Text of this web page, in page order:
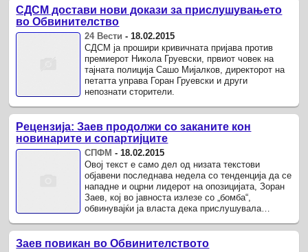
СДСМ достави нови докази за прислушувањето
во Обвинителство
24 Вести - 18.02.2015
СДСМ ја прошири кривичната пријава против
премиерот Никола Груевски, првиот човек на
тајната полиција Сашо Мијалков, директорот на
петатта управа Горан Груевски и други
непознати сторители.
Рецензија: Заев продолжи со заканите кон
новинарите и сопартијците
СПФМ -18.02.2015
Овој текст е само дел од низата текстови
објавени последнава недела со тенденција да се
нападне и оцрни лидерот на опозицијата, Зоран
Заев, кој во јавноста излезе со „бомба“,
обвинувајќи ја власта дека прислушувала
Заев повикан во Обвинителството